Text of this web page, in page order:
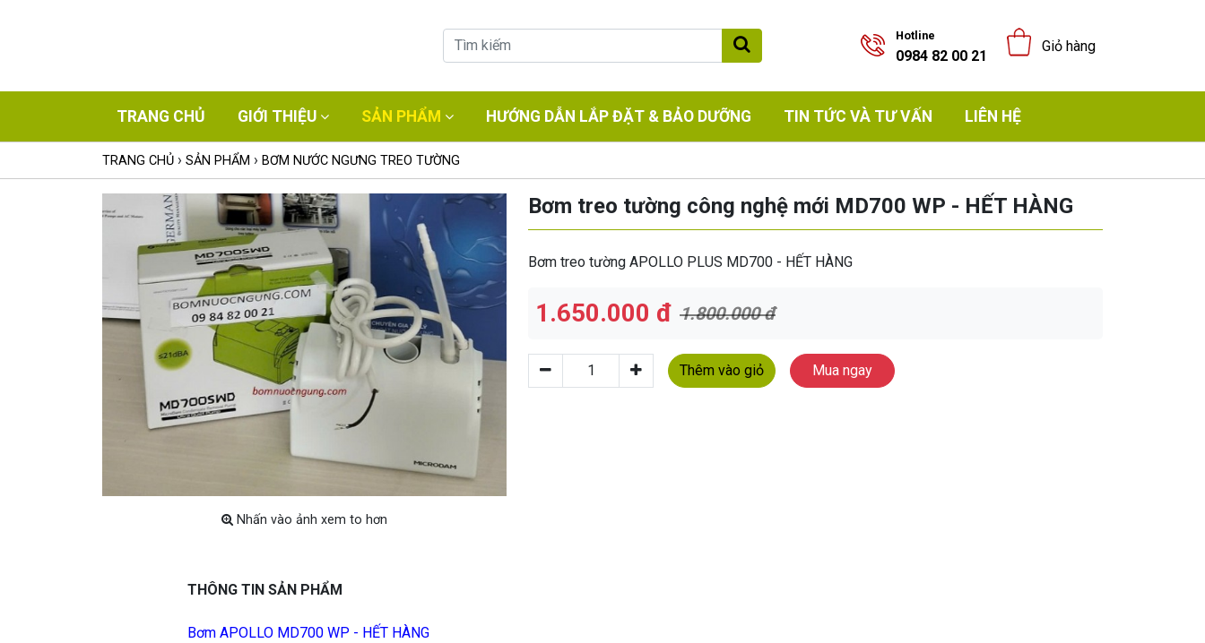
Hotline
0984 82 00 21
Giỏ hàng
TRANG CHỦ GIỚI THIỆU SẢN PHẨM HƯỚNG DẪN LẮP ĐẶT & BẢO DƯỠNG TIN TỨC VÀ TƯ VẤN LIÊN HỆ
TRANG CHỦ › SẢN PHẨM › BƠM NƯỚC NGƯNG TREO TƯỜNG
Nhấn vào ảnh xem to hơn
Bơm treo tường công nghệ mới MD700 WP - HẾT HÀNG
Bơm treo tường APOLLO PLUS MD700 - HẾT HÀNG
1.650.000 đ 1.800.000 đ
Thêm vào giỏ Mua ngay
THÔNG TIN SẢN PHẨM
Bơm APOLLO MD700 WP - HẾT HÀNG